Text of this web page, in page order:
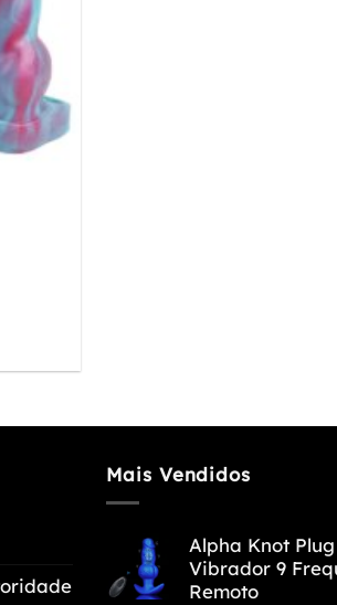
Mais Vendidos
Alpha Knot
Vibrador 9
Remoto